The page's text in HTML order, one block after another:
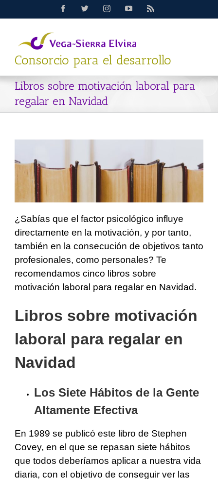
FacebookTwitterInstagramYouTubeRss
Consorcio para el desarrollo
Libros sobre motivación laboral para
regalar en Navidad
¿Sabías que el factor psicológico influye
directamente en la motivación, y por tanto,
también en la consecución de objetivos tanto
profesionales, como personales? Te
recomendamos cinco libros sobre
motivación laboral para regalar en Navidad.
Libros sobre motivación
laboral para regalar en
Navidad
Los Siete Hábitos de la Gente
Altamente Efectiva
En 1989 se publicó este libro de Stephen
Covey, en el que se repasan siete hábitos
que todos deberíamos aplicar a nuestra vida
diaria, con el objetivo de conseguir ver las